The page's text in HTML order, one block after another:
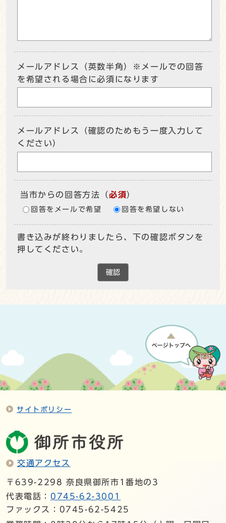
メールアドレス（英数半角）※メールでの回答
を希望される場合に必須になります
メールアドレス（確認のためもう一度入力して
ください）
当市からの回答方法 （必須）
回答をメールで希望 回答を希望しない
書き込みが終わりましたら、下の確認ボタンを
押してください。
確認
サイトポリシー
交通アクセス
〒639-2298 奈良県御所市1番地の3
代表電話： 0745-62-3001
ファックス：0745-62-5425